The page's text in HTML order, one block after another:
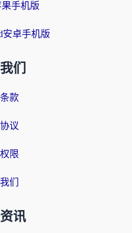
手机版
安卓手机版
们
款
议
限
们
讯